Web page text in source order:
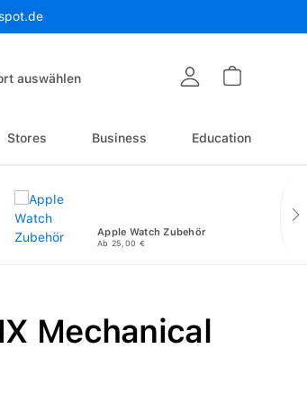
auswählen
Stores Business Education
Apple Watch Zubehör
Ab 25,00 €
Mechanical